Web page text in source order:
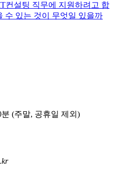
컨설팅 직무에 지원하려고 합
수 있는 것이 무엇일 있을까
(주말, 공휴일 제외)